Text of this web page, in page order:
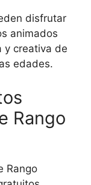
disfrutar
animados
y creativa de
edades.
Rango
Rango